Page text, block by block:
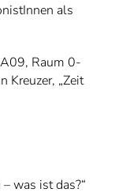
als
Raum 0-
Kreuzer, „Zeit
was ist das?“